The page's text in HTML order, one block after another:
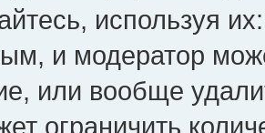
используя
и модератор
или вообще
ограничить